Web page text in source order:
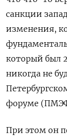
санкции
изменения,
который был
никогда не
форуме
При этом он